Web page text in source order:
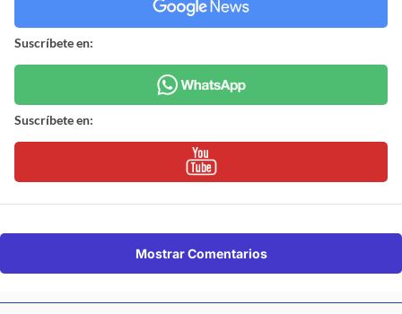
Suscríbete en:
Suscríbete en:
Mostrar Comentarios